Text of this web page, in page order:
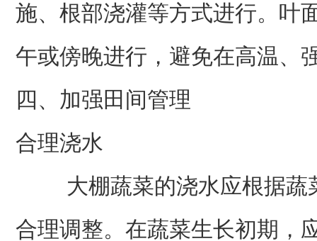
施、根部浇灌等方式进行。叶
午或傍晚进行，避免在高温、
四、加强田间管理
合理浇水
大棚蔬菜的浇水应根据蔬
合理调整。在蔬菜生长初期，